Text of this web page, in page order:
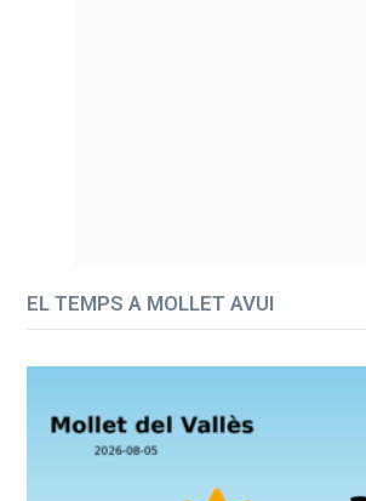
EL TEMPS A MOLLET AVUI